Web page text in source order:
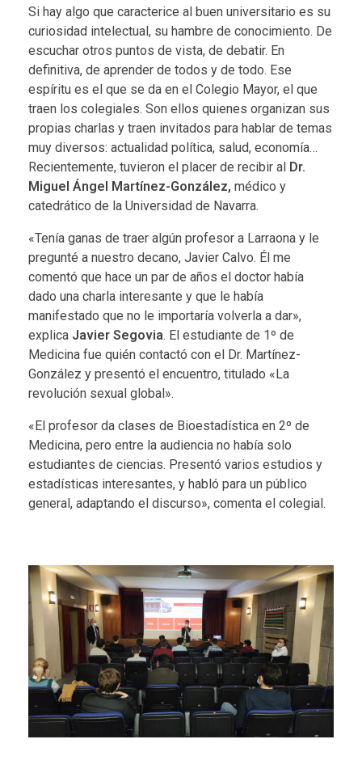
Si hay algo que caracterice al buen universitario es su
curiosidad intelectual, su hambre de conocimiento. De
escuchar otros puntos de vista, de debatir. En
definitiva, de aprender de todos y de todo. Ese
espíritu es el que se da en el Colegio Mayor, el que
traen los colegiales. Son ellos quienes organizan sus
propias charlas y traen invitados para hablar de temas
muy diversos: actualidad política, salud, economía…
Recientemente, tuvieron el placer de recibir al Dr.
Miguel Ángel Martínez-González, médico y
catedrático de la Universidad de Navarra.
«Tenía ganas de traer algún profesor a Larraona y le
pregunté a nuestro decano, Javier Calvo. Él me
comentó que hace un par de años el doctor había
dado una charla interesante y que le había
manifestado que no le importaría volverla a dar»,
explica Javier Segovia. El estudiante de 1º de
Medicina fue quién contactó con el Dr. Martínez-
González y presentó el encuentro, titulado «La
revolución sexual global».
«El profesor da clases de Bioestadística en 2º de
Medicina, pero entre la audiencia no había solo
estudiantes de ciencias. Presentó varios estudios y
estadísticas interesantes, y habló para un público
general, adaptando el discurso», comenta el colegial.